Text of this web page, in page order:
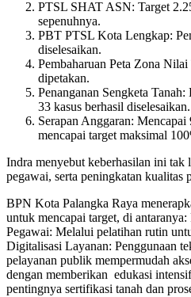
PTSL SHAT ASN: Target
sepenuhnya.
PBT PTSL Kota Lengkap:
diselesaikan.
Pembaharuan Peta Zona
dipetakan.
Penanganan Sengketa
33 kasus berhasil diselesaikan.
Serapan Anggaran:
mencapai target maksimal
Indra menyebut keberhasilan ini tak
pegawai, serta peningkatan kualitas
BPN Kota Palangka Raya
untuk mencapai target, di
Pegawai: Melalui pelatihan rutin
Digitalisasi Layanan: Penggunaan
pelayanan publik mempermudah
dengan memberikan edukasi
pentingnya sertifikasi tanah dan